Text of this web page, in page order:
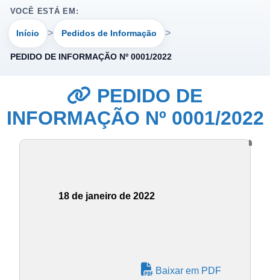
VOCÊ ESTÁ EM:
Início Pedidos de Informação
PEDIDO DE INFORMAÇÃO Nº 0001/2022
PEDIDO DE
INFORMAÇÃO Nº 0001/2022
18 de janeiro de 2022
Baixar em PDF